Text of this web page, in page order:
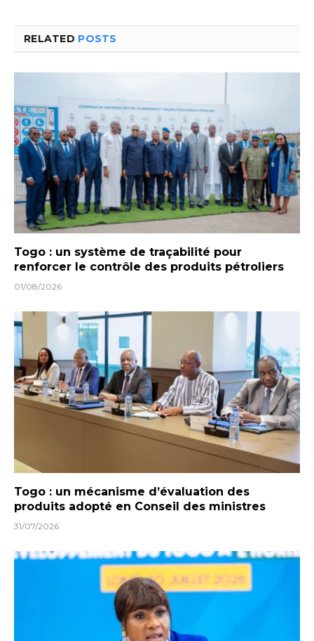
RELATED POSTS
Togo : un système de traçabilité pour
renforcer le contrôle des produits pétroliers
01/08/2026
Togo : un mécanisme d’évaluation des
produits adopté en Conseil des ministres
31/07/2026